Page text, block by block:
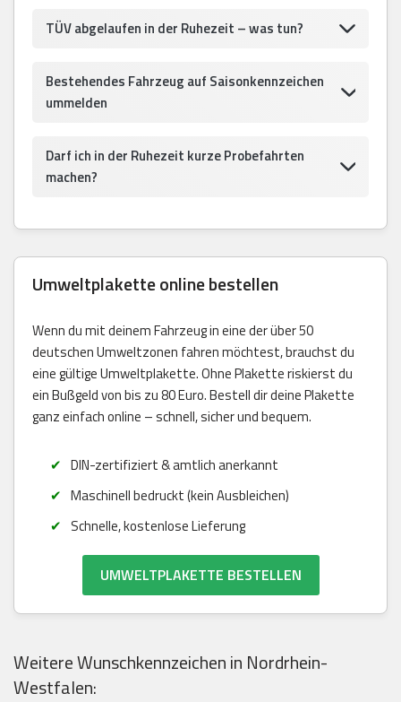
TÜV abgelaufen in der Ruhezeit – was tun?
Bestehendes Fahrzeug auf Saisonkennzeichen
ummelden
Darf ich in der Ruhezeit kurze Probefahrten
machen?
Umweltplakette online bestellen
Wenn du mit deinem Fahrzeug in eine der über 50
deutschen Umweltzonen fahren möchtest, brauchst du
eine gültige Umweltplakette. Ohne Plakette riskierst du
ein Bußgeld von bis zu 80 Euro. Bestell dir deine Plakette
ganz einfach online – schnell, sicher und bequem.
DIN-zertifiziert & amtlich anerkannt
Maschinell bedruckt (kein Ausbleichen)
Schnelle, kostenlose Lieferung
UMWELTPLAKETTE BESTELLEN
Weitere Wunschkennzeichen in Nordrhein-
Westfalen: